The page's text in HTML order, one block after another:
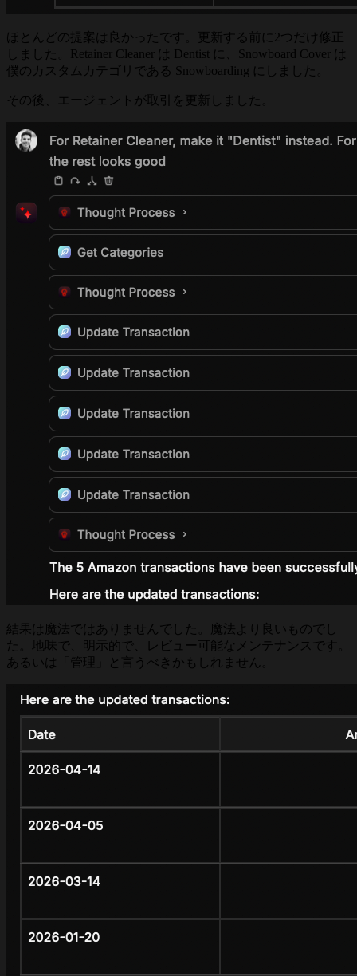
ほとんどの提案は良かったです。更新する前に2つだけ修正
しました。Retainer Cleaner は Dentist に、Snowboard Cover は
僕のカスタムカテゴリである Snowboarding にしました。
その後、エージェントが取引を更新しました。
結果は魔法ではありませんでした。魔法より良いものでし
た。地味で、明示的で、レビュー可能なメンテナンスです。
あるいは「管理」と言うべきかもしれません。